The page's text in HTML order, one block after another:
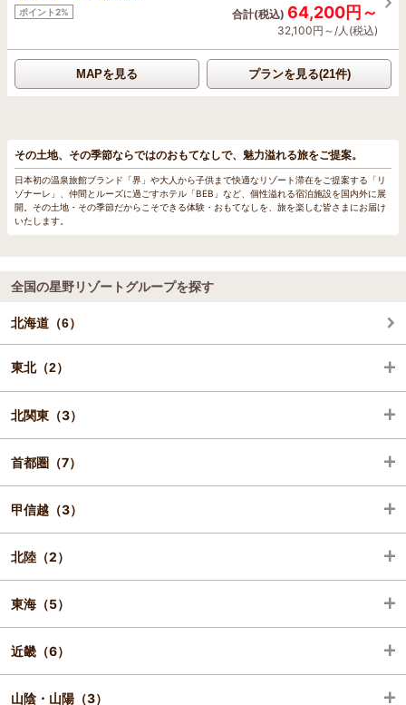
ポイント2% 合計(税込) 64,200円～
32,100円～/人(税込)
MAPを見る プランを見る(21件)
その土地、その季節ならではのおもてなしで、魅力溢れる旅をご提案。
日本初の温泉旅館ブランド「界」や大人から子供まで快適なリゾート滞在をご提案する「リ
ゾナーレ」、仲間とルーズに過ごすホテル「BEB」など、個性溢れる宿泊施設を国内外に展
開。その土地・その季節だからこそできる体験・おもてなしを、旅を楽しむ皆さまにお届け
いたします。
全国の星野リゾートグループを探す
北海道（6）
東北（2）
宮城（1）
福島（1）
北関東（3）
栃木（2）
茨城（1）
首都圏（7）
千葉（1）
東京（4）
神奈川（2）
甲信越（3）
山梨（1）
長野（2）
北陸（2）
石川（2）
東海（5）
静岡（4）
岐阜（1）
近畿（6）
京都（3）
山陰・山陽（3）